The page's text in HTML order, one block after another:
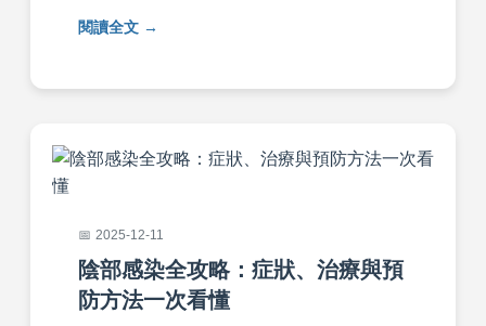
染風險，保護家人健康。
閱讀全文
2025-12-11
陰部感染全攻略：症狀、治療與預
防方法一次看懂